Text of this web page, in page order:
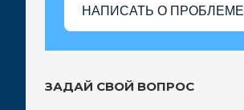
НАПИСАТЬ О ПРОБЛЕМЕ
ЗАДАЙ СВОЙ ВОПРОС